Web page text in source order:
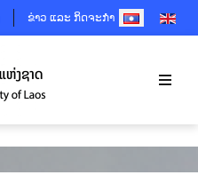
ຂ່າວ ແລະ ກິດຈະກຳSELECT YOUR